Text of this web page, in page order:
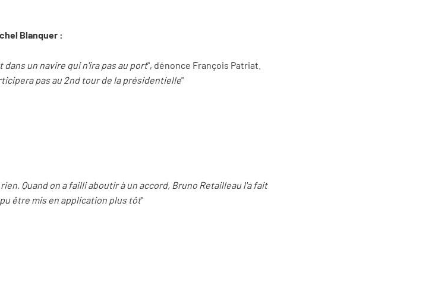
Blanquer :
un navire qui n'ira pas au port", dénonce François Patriat.
pas au 2nd tour de la présidentielle"
Quand on a failli aboutir à un accord, Bruno Retailleau l'a fait
être mis en application plus tôt"